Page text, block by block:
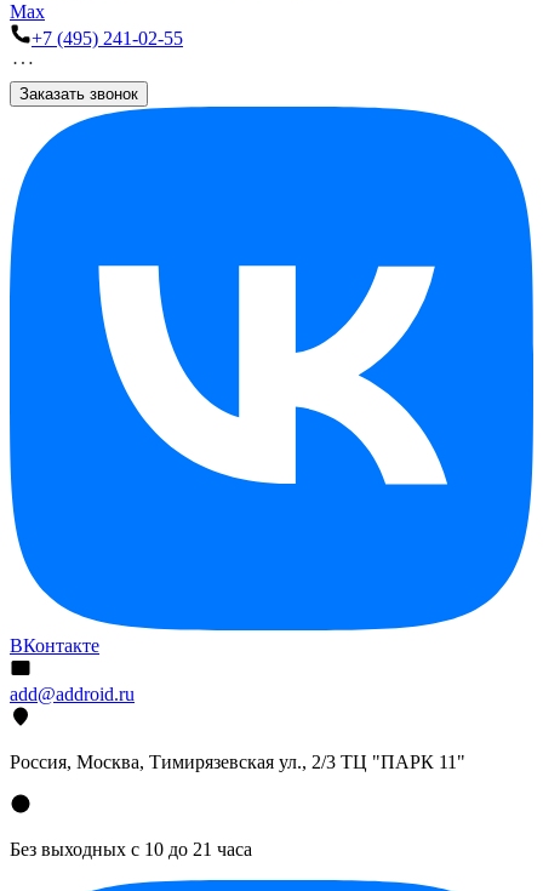
Max
+7 (495) 241-02-55
Заказать звонок
ВКонтакте
add@addroid.ru
Россия, Москва, Тимирязевская ул., 2/3 ТЦ "ПАРК 11"
Без выходных с 10 до 21 часа